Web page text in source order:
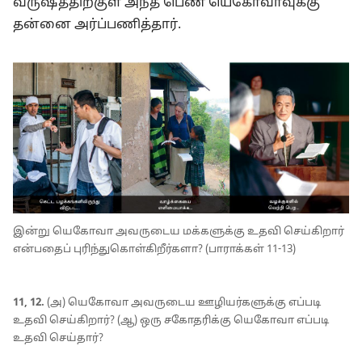
வருஷத்திற்குள் அந்த பெண் யெகோவாவுக்கு
தன்னை அர்ப்பணித்தார்.
இன்று யெகோவா அவருடைய மக்களுக்கு உதவி செய்கிறார்
என்பதைப் புரிந்துகொள்கிறீர்களா? (பாராக்கள் 11-13)
11, 12. (அ) யெகோவா அவருடைய ஊழியர்களுக்கு எப்படி
உதவி செய்கிறார்? (ஆ) ஒரு சகோதரிக்கு யெகோவா எப்படி
உதவி செய்தார்?